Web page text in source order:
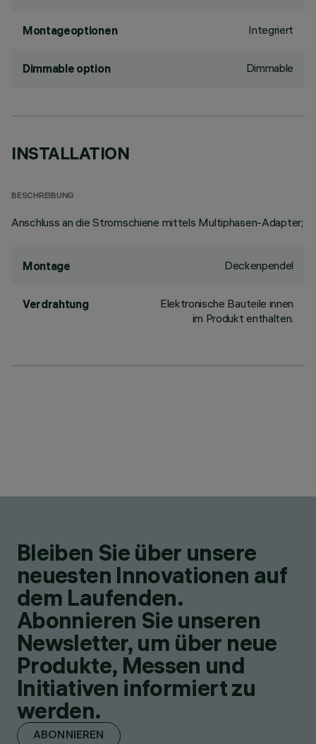
Montageoptionen Integriert
Dimmable option Dimmable
INSTALLATION
BESCHREIBUNG
Anschluss an die Stromschiene mittels Multiphasen-Adapter;
Montage Deckenpendel
Verdrahtung
Elektronische Bauteile innen
im Produkt enthalten.
Bleiben Sie über unsere
neuesten Innovationen auf
dem Laufenden.
Abonnieren Sie unseren
Newsletter, um über neue
Produkte, Messen und
Initiativen informiert zu
werden.
ABONNIEREN